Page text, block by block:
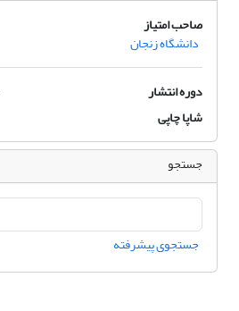
صاحب امتیاز
دانشگاه زنجان
دوره انتشار
شاپا چاپی
جستجو
جستجوی پیشرفته